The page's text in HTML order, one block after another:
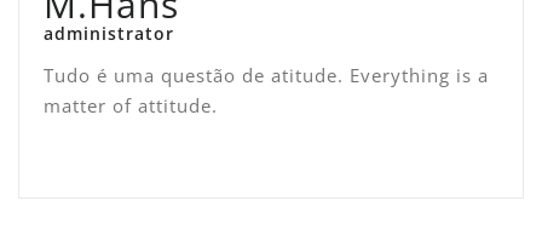
administrator
Tudo é uma questão de atitude. Everything is a
matter of attitude.